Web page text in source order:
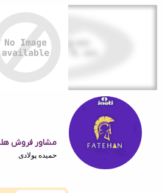
مشاور فروش هلدینگ آینوتی
حمیده پولادی